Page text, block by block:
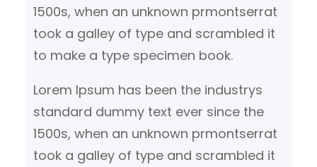
1500s, when an unknown prmontserrat
took a galley of type and scrambled it
to make a type specimen book.
Lorem Ipsum has been the industrys
standard dummy text ever since the
1500s, when an unknown prmontserrat
took a galley of type and scrambled it